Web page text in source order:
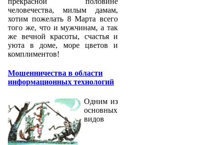
человечества, милым дамам,
хотим пожелать 8 Марта всего
того же, что и мужчинам, а так
же вечной красоты, счастья и
уюта в доме, море цветов и
комплиментов!
Мошенничества в области
информационных технологий
Одним из
основных
видов